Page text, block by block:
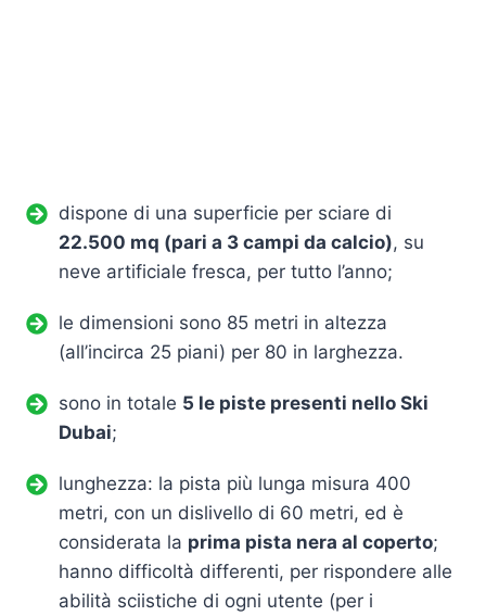
dispone di una superficie per sciare di
22.500 mq (pari a 3 campi da calcio), su
neve artificiale fresca, per tutto l’anno;
le dimensioni sono 85 metri in altezza
(all’incirca 25 piani) per 80 in larghezza.
sono in totale 5 le piste presenti nello Ski
Dubai;
lunghezza: la pista più lunga misura 400
metri, con un dislivello di 60 metri, ed è
considerata la prima pista nera al coperto;
hanno difficoltà differenti, per rispondere alle
abilità sciistiche di ogni utente (per i